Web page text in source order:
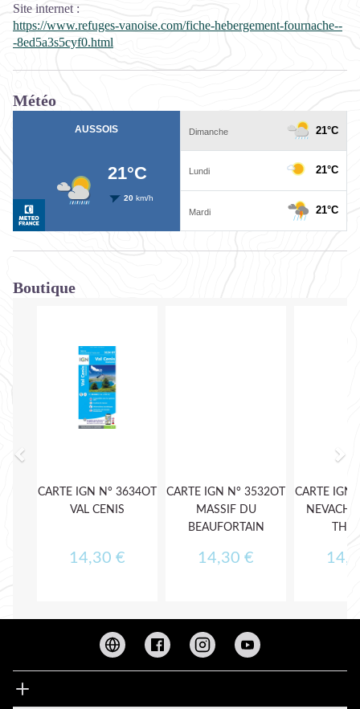
Site internet :
https://www.refuges-vanoise.com/fiche-hebergement-fournache--
-8ed5a3s5cyf0.html
Météo
Boutique